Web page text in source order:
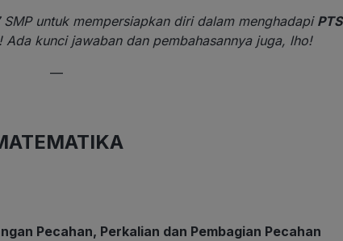
untuk mempersiapkan diri dalam menghadapi PTS
kunci jawaban dan pembahasannya juga, lho!
—
Pecahan, Perkalian dan Pembagian Pecahan